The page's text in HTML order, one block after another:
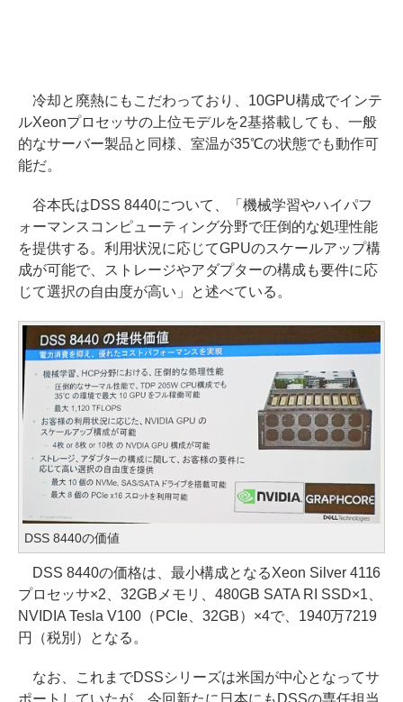
冷却と廃熱にもこだわっており、10GPU構成でインテ
ルXeonプロセッサの上位モデルを2基搭載しても、一般
的なサーバー製品と同様、室温が35℃の状態でも動作可
能だ。
谷本氏はDSS 8440について、「機械学習やハイパフ
ォーマンスコンピューティング分野で圧倒的な処理性能
を提供する。利用状況に応じてGPUのスケールアップ構
成が可能で、ストレージやアダプターの構成も要件に応
じて選択の自由度が高い」と述べている。
DSS 8440の価値
DSS 8440の価格は、最小構成となるXeon Silver 4116
プロセッサ×2、32GBメモリ、480GB SATA RI SSD×1、
NVIDIA Tesla V100（PCIe、32GB）×4で、1940万7219
円（税別）となる。
なお、これまでDSSシリーズは米国が中心となってサ